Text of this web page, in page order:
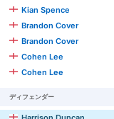
Kian Spence
Brandon Cover
Brandon Cover
Cohen Lee
Cohen Lee
ディフェンダー